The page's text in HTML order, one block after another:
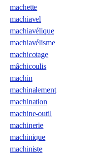
machette
machiavel
machiavélique
machiavélisme
machicotage
mâchicoulis
machin
machinalement
machination
machine-outil
machinerie
machinique
machiniste